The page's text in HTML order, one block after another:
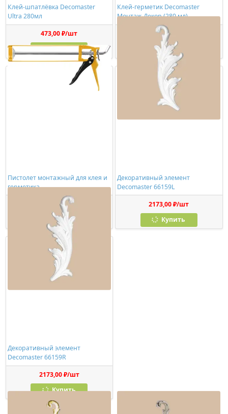
Клей-шпатлёвка Decomaster
Ultra 280мл
473,00 ₽/шт
Купить
Клей-герметик Decomaster
Монтаж-Декор (280 мл)
1150,00 ₽/шт
Купить
Пистолет монтажный для клея и
герметика
278,00 ₽/шт
Купить
Декоративный элемент
Decomaster 66159L
2173,00 ₽/шт
Купить
Декоративный элемент
Decomaster 66159R
2173,00 ₽/шт
Купить